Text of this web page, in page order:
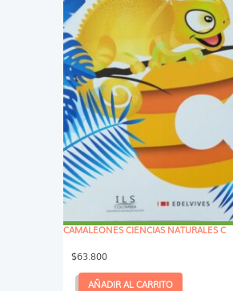
CAMALEONES CIENCIAS NATURALES C
$63.800
AÑADIR AL CARRITO